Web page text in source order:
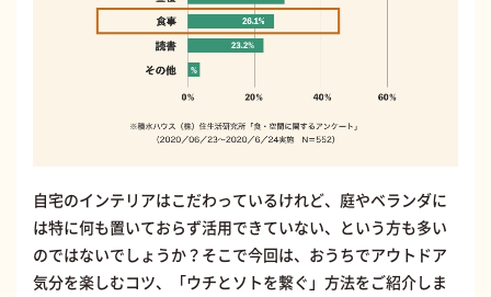
自宅のインテリアはこだわっているけれど、庭やベランダに
は特に何も置いておらず活用できていない、という方も多い
のではないでしょうか？そこで今回は、おうちでアウトドア
気分を楽しむコツ、「ウチとソトを繋ぐ」方法をご紹介しま